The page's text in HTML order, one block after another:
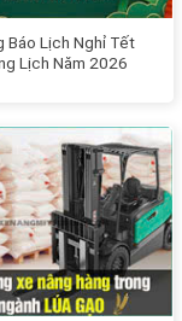
Báo Lịch Nghỉ Tết
Lịch Năm 2026